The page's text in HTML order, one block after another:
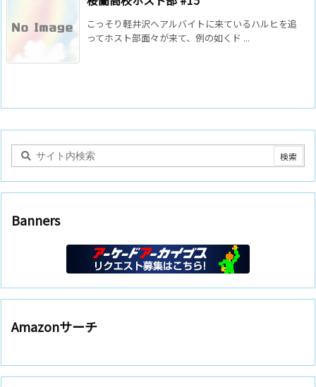
こっそり軽井沢へアルバイトに来ているハルヒを追
ってホスト部面々が来て、例の如くド ...
Banners
Amazonサーチ